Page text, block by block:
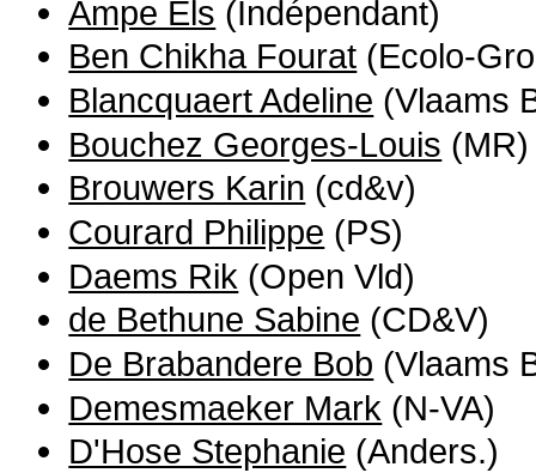
Ampe Els (Indépendant)
Ben Chikha Fourat (Ecolo-
Blancquaert Adeline (Vlaams
Bouchez Georges-Louis (MR)
Brouwers Karin (cd&v)
Courard Philippe (PS)
Daems Rik (Open Vld)
de Bethune Sabine (CD&V)
De Brabandere Bob (Vlaams
Demesmaeker Mark (N-VA)
D'Hose Stephanie (Anders.)